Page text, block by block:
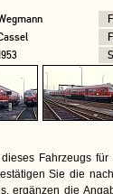
Fahrzeugs
Sie die
ergänzen die